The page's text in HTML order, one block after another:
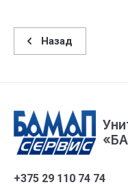
Назад
+375 29 110 74 74